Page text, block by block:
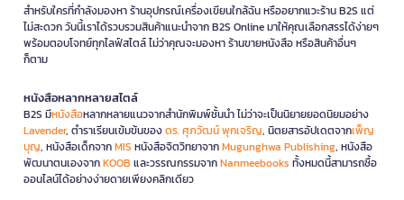
สำหรับใครที่กำลังมองหา ร้านอุปกรณ์เครื่องเขียนใกล้ฉัน หรืออยากแวะร้าน B2S แต่
ไม่สะดวก วันนี้เราได้รวบรวมสินค้าแนะนำจาก B2S Online มาให้คุณเลือกสรรได้ง่ายๆ
พร้อมตอบโจทย์ทุกไลฟ์สไตล์ ไม่ว่าคุณจะมองหา ร้านขายหนังสือ หรือสินค้าอื่นๆ
ก็ตาม
หนังสือหลากหลายสไตล์
B2S มีหนังสือหลากหลายแนวจากสำนักพิมพ์ชั้นนำ ไม่ว่าจะเป็นนิยายยอดนิยมอย่าง
Lavender, ตำราเรียนเข้มข้นของดร. ศุภวัฒน์ พุกเจริญ, นิตยสารอัปเดตจากเพ็ญ
บุญ, หนังสือเด็กจากMIS หนังสือจิตวิทยาจากMugunghwa Publishing, หนังสือ
พัฒนาตนเองจากKOOB และวรรณกรรมจากNanmeebooks ทั้งหมดนี้สามารถซื้อ
ออนไลน์ได้อย่างง่ายดายเพียงคลิกเดียว